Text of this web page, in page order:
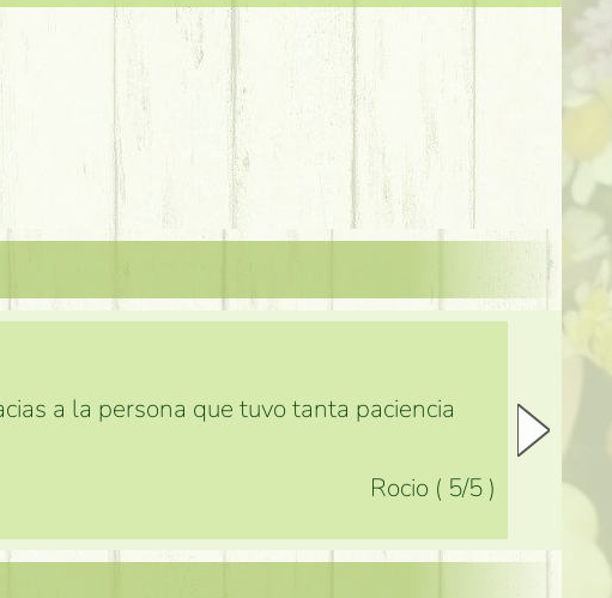
a la persona que tuvo tanta paciencia
Rocio ( 5/5 )